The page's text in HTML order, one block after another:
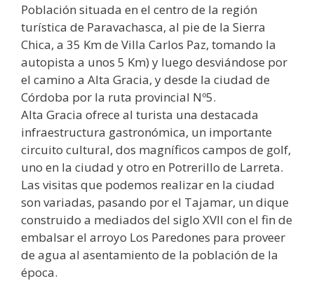
Población situada en el centro de la región
turística de Paravachasca, al pie de la Sierra
Chica, a 35 Km de Villa Carlos Paz, tomando la
autopista a unos 5 Km) y luego desviándose por
el camino a Alta Gracia, y desde la ciudad de
Córdoba por la ruta provincial Nº5.
Alta Gracia ofrece al turista una destacada
infraestructura gastronómica, un importante
circuito cultural, dos magníficos campos de golf,
uno en la ciudad y otro en Potrerillo de Larreta.
Las visitas que podemos realizar en la ciudad
son variadas, pasando por el Tajamar, un dique
construido a mediados del siglo XVII con el fin de
embalsar el arroyo Los Paredones para proveer
de agua al asentamiento de la población de la
época.